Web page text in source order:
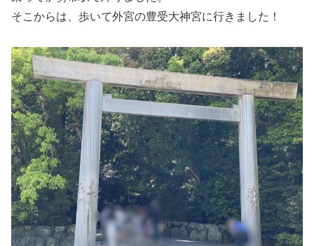
そこからは、歩いて外宮の豊受大神宮に行きました！